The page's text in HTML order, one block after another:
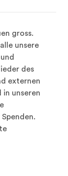
gross.
unsere
des
externen
in unseren